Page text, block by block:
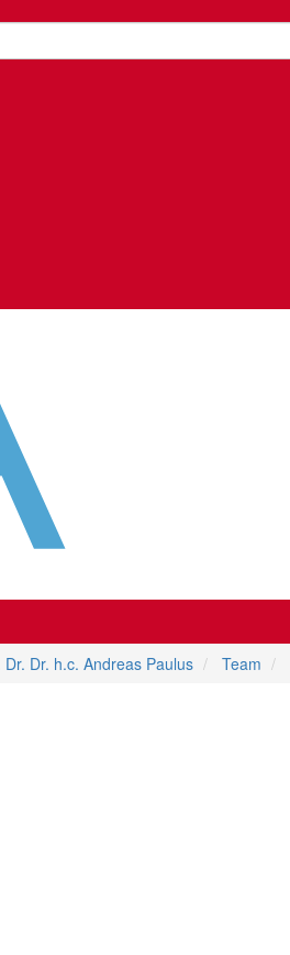
Dr. h.c. Andreas Paulus Team